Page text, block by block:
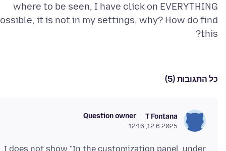
where to be seen, I have click on EVERYTHING
it is not in my settings, why? How do find
this?
כל התגובות (5)
T Fontana
Question owner
12.6.2025, 12:16
I does not show "In the customization panel, under